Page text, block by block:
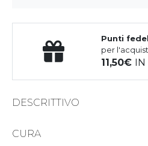
Punti
per
11,50 IN
DESCRITTIVO
CURA